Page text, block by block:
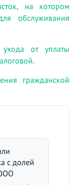
на котором
обслуживания
от уплаты
гражданской
с долей